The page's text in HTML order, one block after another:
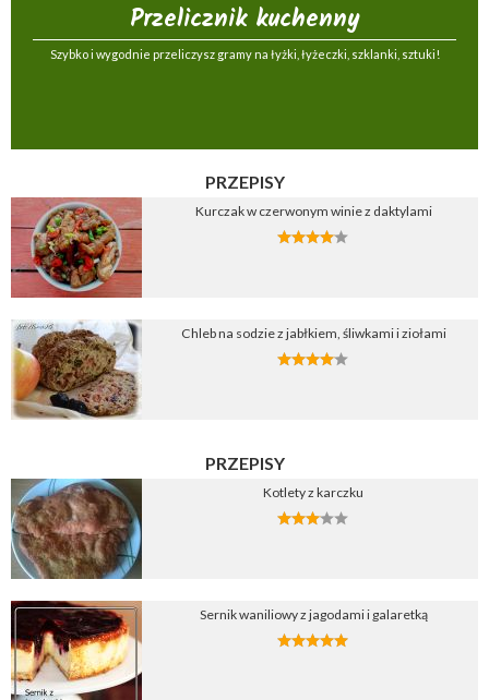
Przelicznik kuchenny
Szybko i wygodnie przeliczysz gramy na łyżki, łyżeczki, szklanki, sztuki!
PRZEPISY
Kurczak w czerwonym winie z daktylami
Chleb na sodzie z jabłkiem, śliwkami i ziołami
PRZEPISY
Kotlety z karczku
Sernik waniliowy z jagodami i galaretką